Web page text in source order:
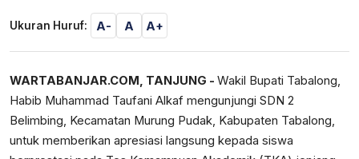
Ukuran Huruf: A- A A+
WARTABANJAR.COM, TANJUNG - Wakil Bupati Tabalong,
Habib Muhammad Taufani Alkaf mengunjungi SDN 2
Belimbing, Kecamatan Murung Pudak, Kabupaten Tabalong,
untuk memberikan apresiasi langsung kepada siswa